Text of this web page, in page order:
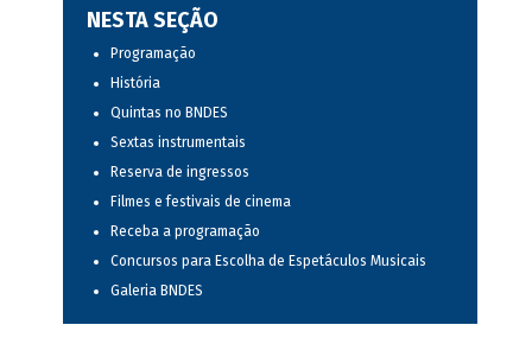
NESTA SEÇÃO
Programação
História
Quintas no BNDES
Sextas instrumentais
Reserva de ingressos
Filmes e festivais de cinema
Receba a programação
Concursos para Escolha de Espetáculos Musicais
Galeria BNDES